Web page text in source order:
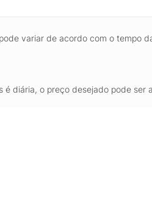
variar de acordo com o tempo
é diária, o preço desejado pode ser